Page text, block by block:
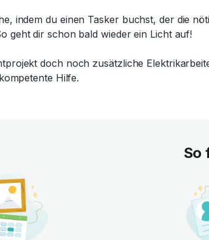
indem du einen Tasker buchst, der die
geht dir schon bald wieder ein Licht auf!
doch noch zusätzliche
Hilfe.
So